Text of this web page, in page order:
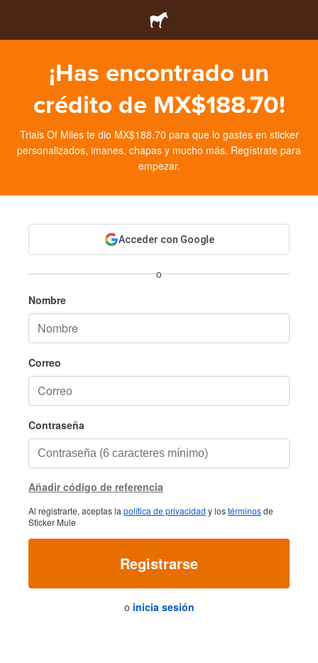
¡Has encontrado un
crédito de MX$188.70!
Trials Of Miles te dio MX$188.70 para que lo gastes en sticker
personalizados, imanes, chapas y mucho más. Regístrate para
empezar.
Acceder con Google
o
Nombre
Correo
Contraseña
Añadir código de referencia
Al registrarte, aceptas la política de privacidad y lostérminosde
Sticker Mule
Registrarse
o inicia sesión